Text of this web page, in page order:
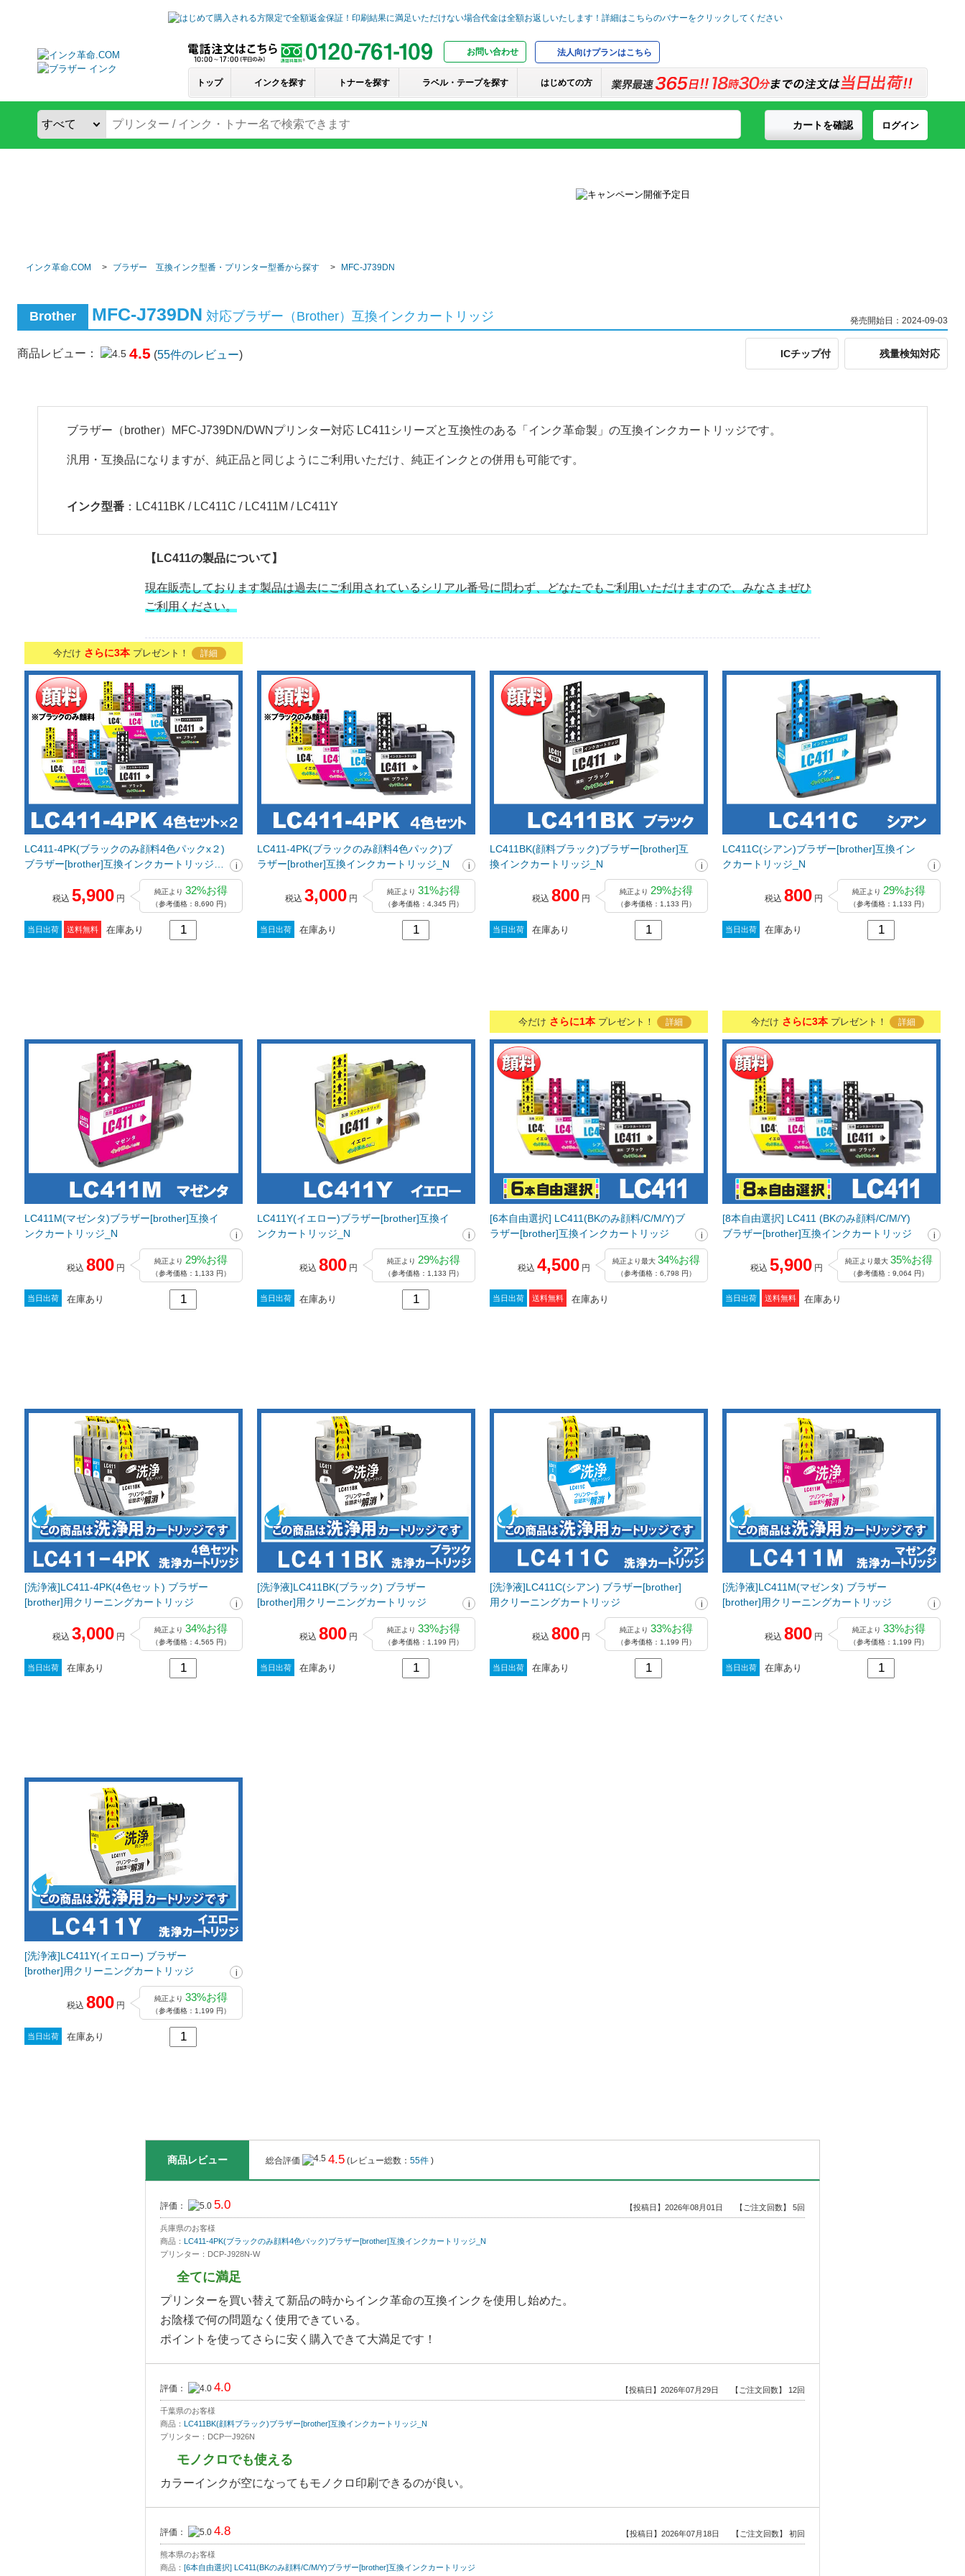
お問い合わせ 法人向けプランはこちら
トップ インクを探す トナーを探す ラベル・テープを探す はじめての方
ログイン
カートを確認
インク革命.COM ブラザー 互換インク型番・プリンター型番から探す MFC-J739DN
Brother MFC-J739DN 対応ブラザー（Brother）互換インクカートリッジ 発売開始日：2024-09-03
商品レビュー： 4.5 (55件のレビュー) ICチップ付 残量検知対応
ブラザー（brother）MFC-J739DN/DWNプリンター対応 LC411シリーズと互換性のある「インク革命製」の互換インクカートリッジです。
汎用・互換品になりますが、純正品と同じようにご利用いただけ、純正インクとの併用も可能です。
インク型番 ：LC411BK / LC411C / LC411M / LC411Y
【LC411の製品について】
現在販売しております製品は過去にご利用されているシリアル番号に問わず、どなたでもご利用いただけますので、みなさまぜひ
ご利用ください。
今だけ さらに3本プレゼント！ 詳細
LC411-4PK(ブラックのみ顔料4色パックx２)
ブラザー[brother]互換インクカートリッジ
税込 5,900 円
純正より 32%お得
（参考価格：8,690 円）
当日出荷 送料無料 在庫あり
LC411-4PK(ブラックのみ顔料4色パック)ブ
ラザー[brother]互換インクカートリッジ_N
税込 3,000 円
純正より 31%お得
（参考価格：4,345 円）
当日出荷 在庫あり
LC411BK(顔料ブラック)ブラザー[brother]互
換インクカートリッジ_N
税込 800 円
純正より 29%お得
（参考価格：1,133 円）
当日出荷 在庫あり
LC411C(シアン)ブラザー[brother]互換イン
クカートリッジ_N
税込 800 円
純正より 29%お得
（参考価格：1,133 円）
当日出荷 在庫あり
LC411M(マゼンタ)ブラザー[brother]互換イ
ンクカートリッジ_N
税込 800 円
純正より 29%お得
（参考価格：1,133 円）
当日出荷 在庫あり
LC411Y(イエロー)ブラザー[brother]互換イ
ンクカートリッジ_N
税込 800 円
純正より 29%お得
（参考価格：1,133 円）
当日出荷 在庫あり
今だけ さらに1本プレゼント！ 詳細
[6本自由選択] LC411(BKのみ顔料/C/M/Y)ブ
ラザー[brother]互換インクカートリッジ
税込 4,500 円
純正より最大 34%お得
（参考価格：6,798 円）
当日出荷 送料無料 在庫あり
今だけ さらに3本プレゼント！ 詳細
[8本自由選択] LC411 (BKのみ顔料/C/M/Y)
ブラザー[brother]互換インクカートリッジ
税込 5,900 円
純正より最大 35%お得
（参考価格：9,064 円）
当日出荷 送料無料 在庫あり
[洗浄液]LC411-4PK(4色セット) ブラザー
[brother]用クリーニングカートリッジ
税込 3,000 円
純正より 34%お得
（参考価格：4,565 円）
当日出荷 在庫あり
[洗浄液]LC411BK(ブラック) ブラザー
[brother]用クリーニングカートリッジ
税込 800 円
純正より 33%お得
（参考価格：1,199 円）
当日出荷 在庫あり
[洗浄液]LC411C(シアン) ブラザー[brother]
用クリーニングカートリッジ
税込 800 円
純正より 33%お得
（参考価格：1,199 円）
当日出荷 在庫あり
[洗浄液]LC411M(マゼンタ) ブラザー
[brother]用クリーニングカートリッジ
税込 800 円
純正より 33%お得
（参考価格：1,199 円）
当日出荷 在庫あり
[洗浄液]LC411Y(イエロー) ブラザー
[brother]用クリーニングカートリッジ
税込 800 円
純正より 33%お得
（参考価格：1,199 円）
当日出荷 在庫あり
商品レビュー 総合評価 4.5 (レビュー総数： 55件 )
評価： 5.0 【ご注文回数】 5回
【投稿日】2026年08月01日
兵庫県のお客様
商品： LC411-4PK(ブラックのみ顔料4色パック)ブラザー[brother]互換インクカートリッジ_N
プリンター：DCP-J928N-W
全てに満足
プリンターを買い替えて新品の時からインク革命の互換インクを使用し始めた。
お陰様で何の問題なく使用できている。
ポイントを使ってさらに安く購入できて大満足です！
評価： 4.0 【ご注文回数】 12回
【投稿日】2026年07月29日
千葉県のお客様
商品： LC411BK(顔料ブラック)ブラザー[brother]互換インクカートリッジ_N
プリンター：DCP一J926N
モノクロでも使える
カラーインクが空になってもモノクロ印刷できるのが良い。
評価： 4.8 【ご注文回数】 初回
【投稿日】2026年07月18日
熊本県のお客様
商品： [6本自由選択] LC411(BKのみ顔料/C/M/Y)ブラザー[brother]互換インクカートリッジ